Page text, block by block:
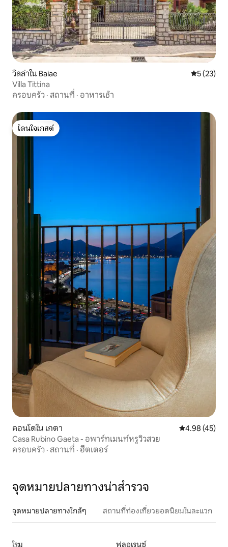
วิลล่าใน Baiae คะแนนเฉลี่
5 (23)
Villa Tittina
ครอบครัว · สถานที่ · อาหารเช้า
โดนใจเกสต์
โดนใจเกสต์
คอนโดใน เกตา คะแนนเฉลี่ย
4.98 (45)
Casa Rubino Gaeta - อพาร์ทเมนท์หรูวิวสวย
ครอบครัว · สถานที่ · ฮีตเตอร์
จุดหมายปลายทางน่าสำรวจ
จุดหมายปลายทางใกล้ๆ สถานที่ท่องเที่ยวยอดนิยมในละแวก
โรม ฟลอเรนซ์